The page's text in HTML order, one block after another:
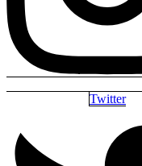
Twitter